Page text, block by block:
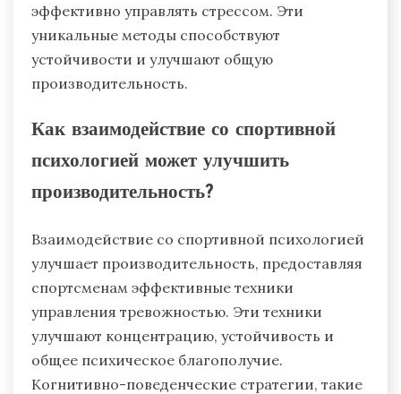
эффективно управлять стрессом. Эти
уникальные методы способствуют
устойчивости и улучшают общую
производительность.
Как взаимодействие со спортивной
психологией может улучшить
производительность?
Взаимодействие со спортивной психологией
улучшает производительность, предоставляя
спортсменам эффективные техники
управления тревожностью. Эти техники
улучшают концентрацию, устойчивость и
общее психическое благополучие.
Когнитивно-поведенческие стратегии, такие